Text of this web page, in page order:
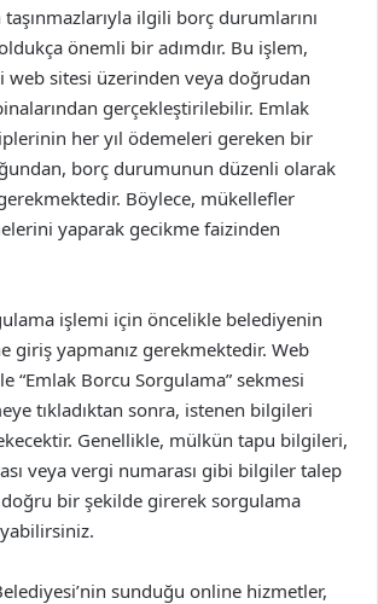
ilgili borç durumlarını
önemli bir adımdır. Bu işlem,
web sitesi üzerinden veya doğrudan
gerçekleştirilebilir. Emlak
her yıl ödemeleri gereken bir
borç durumunun düzenli olarak
Böylece, mükellefler
yaparak gecikme faizinden
işlemi için öncelikle belediyenin
giriş yapmanız gerekmektedir. Web
“Emlak Borcu Sorgulama” sekmesi
tıkladıktan sonra, istenen bilgileri
Genellikle, mülkün tapu bilgileri,
veya vergi numarası gibi bilgiler talep
bir şekilde girerek sorgulama
sunduğu online hizmetler,